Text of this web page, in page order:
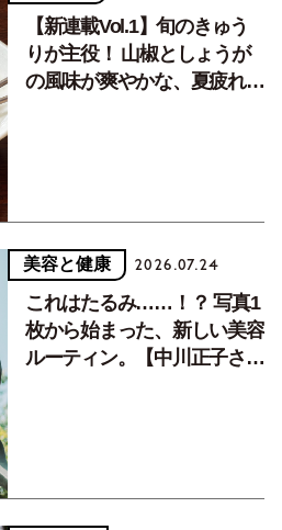
【新連載Vol.1】旬のきゅう
りが主役！ 山椒としょうが
の風味が爽やかな、夏疲れを
美容と健康 2026.07.24
これはたるみ……！？ 写真1
枚から始まった、新しい美容
ルーティン。【中川正子さん